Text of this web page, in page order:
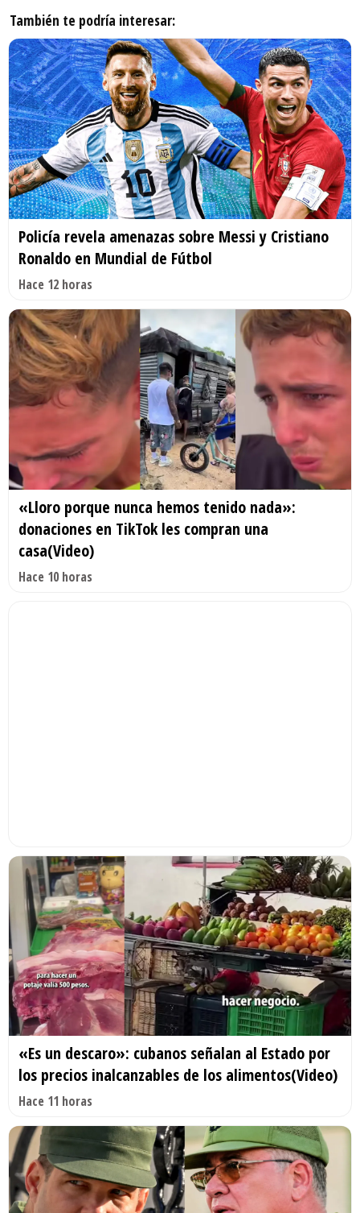
También te podría interesar:
Policía revela amenazas sobre Messi y Cristiano
Ronaldo en Mundial de Fútbol
Hace 12 horas
«Lloro porque nunca hemos tenido nada»:
donaciones en TikTok les compran una
casa(Video)
Hace 10 horas
«Es un descaro»: cubanos señalan al Estado por
los precios inalcanzables de los alimentos(Video)
Hace 11 horas